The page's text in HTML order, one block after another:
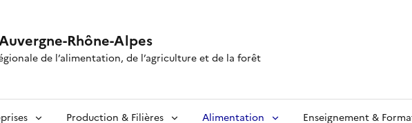
Rhône-Alpes
de l’alimentation, de l’agriculture et de la forêt
Production & Filières Alimentation Enseignement &